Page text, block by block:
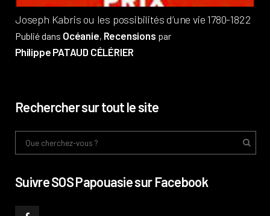
Joseph Kabris ou les possibilités d’une vie 1780-1822
Publié dans Océanie, Recensions par
Philippe PATAUD CÉLÉRIER
Rechercher sur tout le site
Suivre SOS Papouasie sur Facebook